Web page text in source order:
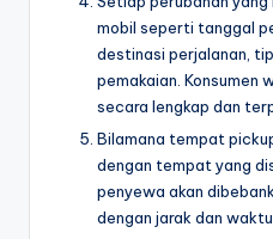
mobil seperti tanggal
destinasi perjalanan,
pemakaian. Konsumen
secara lengkap dan
Bilamana tempat
dengan tempat yang
penyewa akan
dengan jarak dan waktu